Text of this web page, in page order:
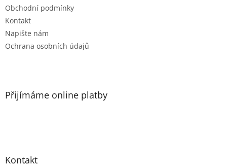
Obchodní podmínky
Kontakt
Napište nám
Ochrana osobních údajů
Přijímáme online platby
Kontakt